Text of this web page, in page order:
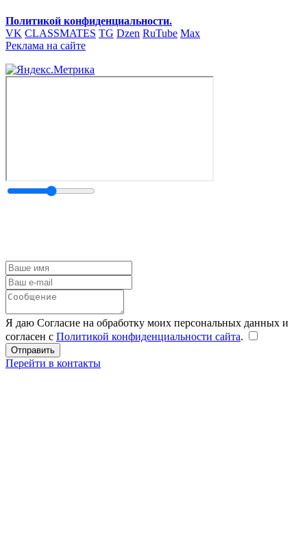
Политикой конфиденциальности.
VK CLASSMATES TG Dzen RuTube Max
Реклама на сайте
Я даю Согласие на обработку моих персональных данных и
согласен с Политикой конфиденциальности сайта.
Перейти в контакты